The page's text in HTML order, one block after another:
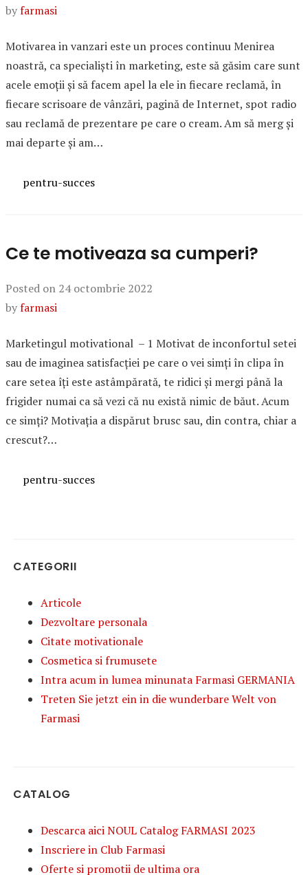
byfarmasi
Motivarea in vanzari este un proces continuu Menirea
noastră, ca specialişti în marketing, este să găsim care sunt
acele emoţii şi să facem apel la ele in fiecare reclamă, în
fiecare scrisoare de vânzări, pagină de Internet, spot radio
sau reclamă de prezentare pe care o cream. Am să merg şi
mai departe şi am…
Categories
pentru-succes
Ce te motiveaza sa cumperi?
Posted on 24 octombrie 2022
byfarmasi
Marketingul motivational – 1 Motivat de inconfortul setei
sau de imaginea satisfacţiei pe care o vei simți în clipa în
care setea îți este astâmpărată, te ridici şi mergi până la
frigider numai ca să vezi că nu există nimic de băut. Acum
ce simți? Motivația a dispărut brusc sau, din contra, chiar a
crescut?…
Categories
pentru-succes
CATEGORII
Articole
Dezvoltare personala
Citate motivationale
Cosmetica si frumusete
Intra acum in lumea minunata Farmasi GERMANIA
Treten Sie jetzt ein in die wunderbare Welt von
Farmasi
CATALOG
Descarca aici NOUL Catalog FARMASI 2023
Inscriere in Club Farmasi
Oferte si promotii de ultima ora